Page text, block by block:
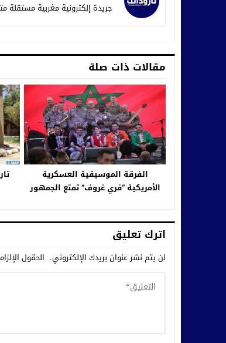
جريدة إلكترونية مغربية مستقلة
مقالات ذات صلة
الفرقة الموسيقية العسكرية
الأمريكية “فري غروف” تمتع الجمهور
اترك تعليق
لن يتم نشر عنوان بريدك الإلكتروني. الحقول